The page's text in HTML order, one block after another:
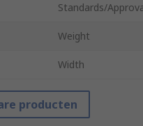
Standards/
Weight
Width
producten